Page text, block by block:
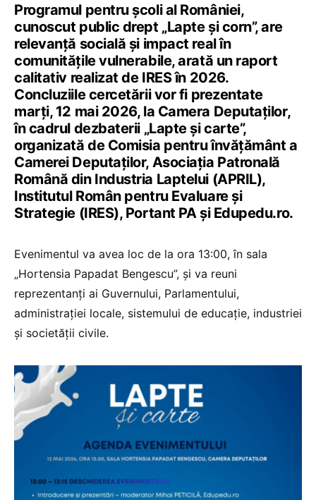
Programul pentru școli al României,
cunoscut public drept „Lapte și corn”, are
relevanță socială și impact real în
comunitățile vulnerabile, arată un raport
calitativ realizat de IRES în 2026.
Concluziile cercetării vor fi prezentate
marți, 12 mai 2026, la Camera Deputaților,
în cadrul dezbaterii „Lapte și carte”,
organizată de Comisia pentru învățământ a
Camerei Deputaților, Asociația Patronală
Română din Industria Laptelui (APRIL),
Institutul Român pentru Evaluare și
Strategie (IRES), Portant PA și Edupedu.ro.
Evenimentul va avea loc de la ora 13:00, în sala
„Hortensia Papadat Bengescu”, și va reuni
reprezentanți ai Guvernului, Parlamentului,
administrației locale, sistemului de educație, industriei
și societății civile.